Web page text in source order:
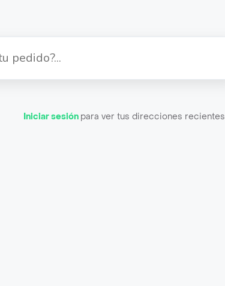
Iniciar sesión para ver tus direcciones recientes